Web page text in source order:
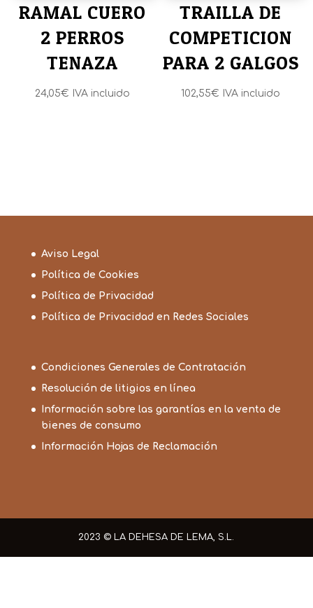
RAMAL CUERO
2 PERROS
TENAZA
24,05€ IVA incluido
TRAILLA DE
COMPETICION
PARA 2 GALGOS
102,55€ IVA incluido
Aviso Legal
Política de Cookies
Política de Privacidad
Política de Privacidad en Redes Sociales
Condiciones Generales de Contratación
Resolución de litigios en línea
Información sobre las garantías en la venta de
bienes de consumo
Información Hojas de Reclamación
2023 © LA DEHESA DE LEMA, S.L.